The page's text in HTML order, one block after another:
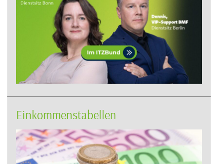
Einkommenstabellen